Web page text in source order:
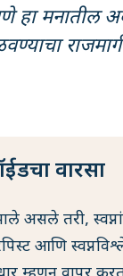
हा मनातील
वारसा
असले तरी,
आणि